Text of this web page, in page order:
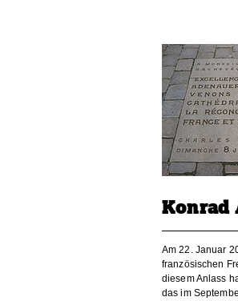
Konrad
Am 22. Januar
französischen
diesem Anlass
das im